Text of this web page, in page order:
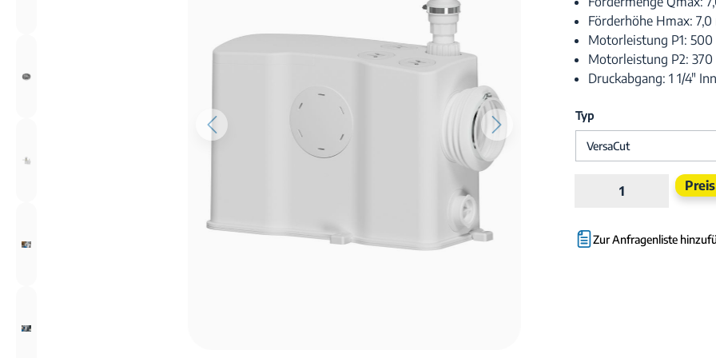
Förderhöhe Hmax: 7,0
Motorleistung P1:
Motorleistung P2:
Druckabgang: 1 1/4"
Typ
Produkt
Zur Anfragenliste